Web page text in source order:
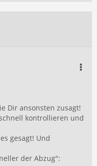
noch was. ?
Dir ansonsten zusagt!
kontrollieren und
gesagt! Und
der Abzug":